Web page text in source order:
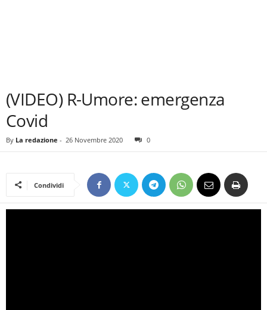
(VIDEO) R-Umore: emergenza
Covid
By La redazione - 26 Novembre 2020 0
Condividi